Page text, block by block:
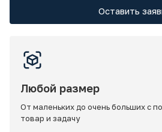
Оставить
Любой размер
От маленьких до очень больших с
товар и задачу